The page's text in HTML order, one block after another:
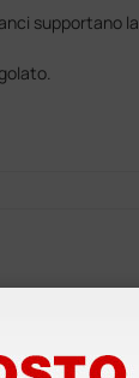
supportano la